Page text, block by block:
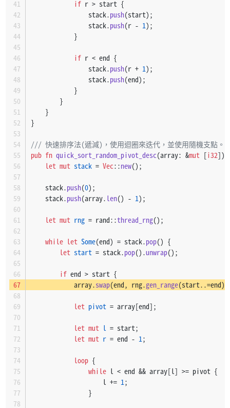
if r > start {
                stack.
push(start);
                stack.
push(r - 1);
            }
if r < end {
                stack.
push(r + 1);
                stack.
push(end);
            }
        }
    }
}
/// 快速排序法(遞減)，使用迴圈來迭代，並使用隨機支點。
pub fn quick_sort_random_pivot_desc(array: &mut [i32])
let mut stack = Vec::new();
    stack.
push(0);
    stack.
push(array. len() - 1);
let mut rng = rand::thread_rng();
while let Some(end) = stack.pop() {
let start = stack.pop().unwrap();
if end > start {
            array.
swap(end, rng.gen_range
let pivot = array[end];
let mut l = start;
let mut r = end - 1 ;
loop {
while l < end && array[l] >= pivot {
                    l +=
1 ;
                }